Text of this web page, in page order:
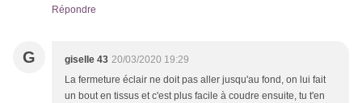
Répondre
G giselle 43 20/03/2020 19:29
La fermeture éclair ne doit pas aller jusqu'au fond, on lui fait
un bout en tissus et c'est plus facile à coudre ensuite, tu t'en